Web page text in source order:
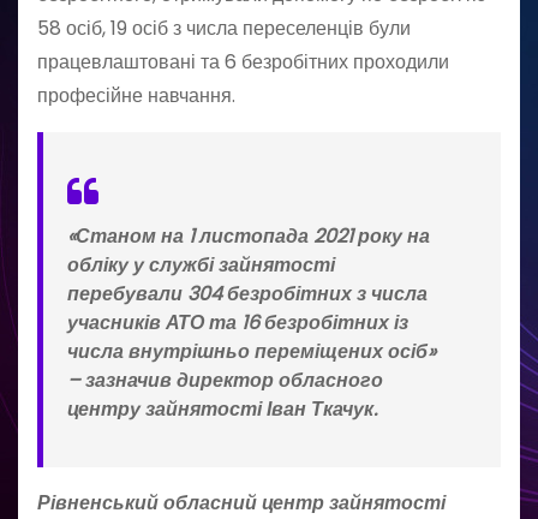
58 осіб, 19 осіб з числа переселенців були
працевлаштовані та 6 безробітних проходили
професійне навчання.
«Станом на 1 листопада 2021 року на
обліку у службі зайнятості
перебували 304 безробітних з числа
учасників АТО та 16 безробітних із
числа внутрішньо переміщених осіб»
– зазначив директор обласного
центру зайнятості Іван Ткачук.
Рівненський обласний центр зайнятості